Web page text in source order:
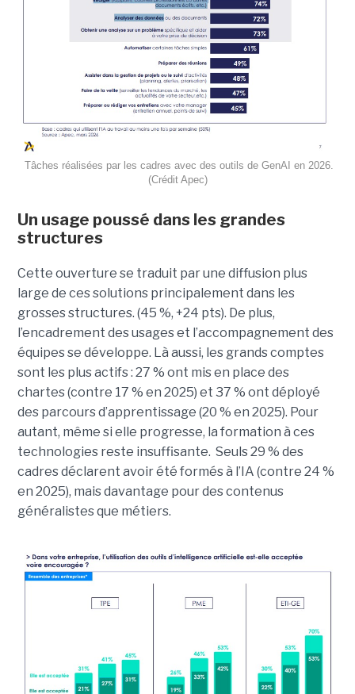
Tâches réalisées par les cadres avec des outils de GenAI en 2026.
(Crédit Apec)
Un usage poussé dans les grandes
structures
Cette ouverture se traduit par une diffusion plus
large de ces solutions principalement dans les
grosses structures. (45 %, +24 pts). De plus,
l’encadrement des usages et l’accompagnement des
équipes se développe. Là aussi, les grands comptes
sont les plus actifs : 27 % ont mis en place des
chartes (contre 17 % en 2025) et 37 % ont déployé
des parcours d’apprentissage (20 % en 2025). Pour
autant, même si elle progresse, la formation à ces
technologies reste insuffisante. Seuls 29 % des
cadres déclarent avoir été formés à l’IA (contre 24 %
en 2025), mais davantage pour des contenus
généralistes que métiers.